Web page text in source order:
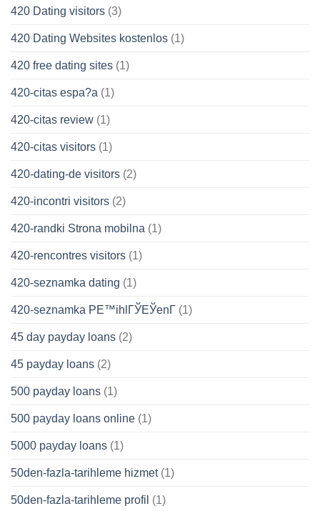
420 Dating visitors (3)
420 Dating Websites kostenlos (1)
420 free dating sites (1)
420-citas espa?a (1)
420-citas review (1)
420-citas visitors (1)
420-dating-de visitors (2)
420-incontri visitors (2)
420-randki Strona mobilna (1)
420-rencontres visitors (1)
420-seznamka dating (1)
420-seznamka PЕ™ihlГЎЕЎenГ­ (1)
45 day payday loans (2)
45 payday loans (2)
500 payday loans (1)
500 payday loans online (1)
5000 payday loans (1)
50den-fazla-tarihleme hizmet(1)
50den-fazla-tarihleme profil (1)